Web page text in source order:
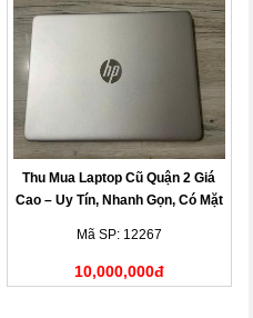
Thu Mua Laptop Cũ Quận 2 Giá
Cao – Uy Tín, Nhanh Gọn, Có Mặt
Mã SP: 12267
10,000,000đ